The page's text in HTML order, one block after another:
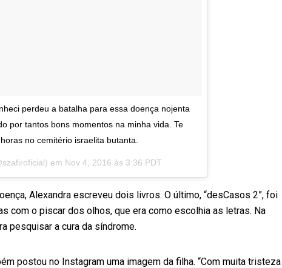
perdeu a batalha para essa doença nojenta
por tantos bons momentos na minha vida. Te
no cemitério israelita butanta.
em Nov 4, 2016 às 3:36 PDT
Alexandra escreveu dois livros. O último, “desCasos 2”, foi
com o piscar dos olhos, que era como escolhia as letras. Na
pesquisar a cura da síndrome.
postou no Instagram uma imagem da filha. “Com muita tristeza